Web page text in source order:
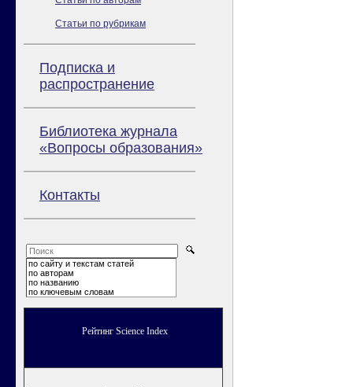
Статьи по рубрикам
Подписка и
распространение
Библиотека журнала
«Вопросы образования»
Контакты
по сайту и текстам статей
по авторам
по названию
по ключевым словам
Рейтинг Science Index